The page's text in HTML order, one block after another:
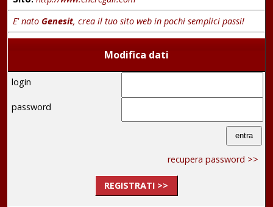
E' nato Genesit, crea il tuo sito web in pochi semplici passi!
Modifica dati
login
password
recupera password >>
REGISTRATI >>